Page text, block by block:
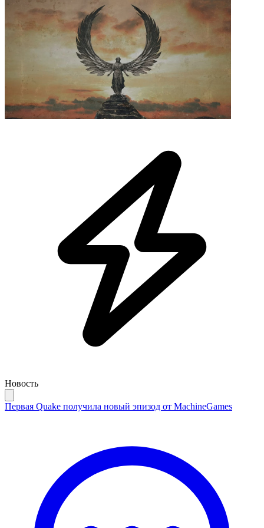
Новость
Первая Quake получила новый эпизод от MachineGames